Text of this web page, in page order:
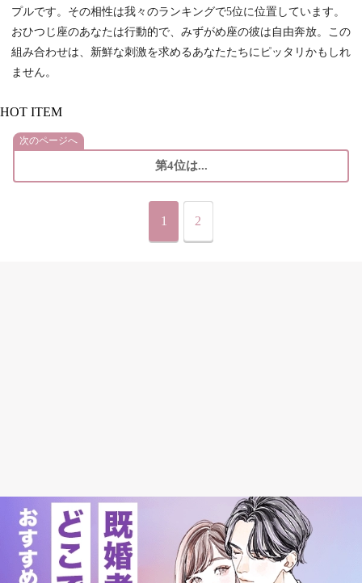
プルです。その相性は我々のランキングで5位に位置しています。
おひつじ座のあなたは行動的で、みずがめ座の彼は自由奔放。この
組み合わせは、新鮮な刺激を求めるあなたたちにピッタリかもしれ
ません。
HOT ITEM
次のページへ
第4位は...
1 2